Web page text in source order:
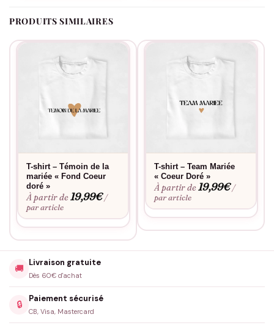
PRODUITS SIMILAIRES
T-shirt – Témoin de la
mariée « Fond Coeur
doré »
À partir de19,99€ /
par article
T-shirt – Team Mariée
« Coeur Doré »
À partir de19,99€ /
par article
🚚
Livraison gratuite
Dès 60€ d'achat
🔒
Paiement sécurisé
CB, Visa, Mastercard